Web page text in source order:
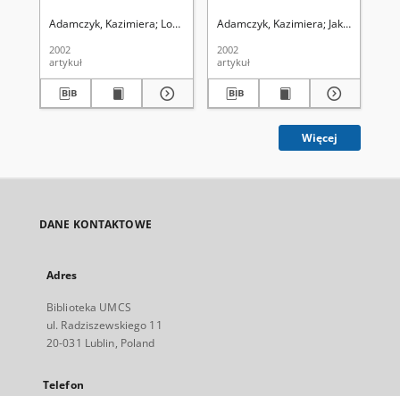
Adamczyk, Kazimiera Lorencowicz, Regina Rejszel, Elżbieta
2002
artykuł
Adamczyk, Kazimiera Jakubaszek,
2002
artykuł
Więcej
DANE KONTAKTOWE
Adres
Biblioteka UMCS
ul. Radziszewskiego 11
20-031 Lublin, Poland
Telefon